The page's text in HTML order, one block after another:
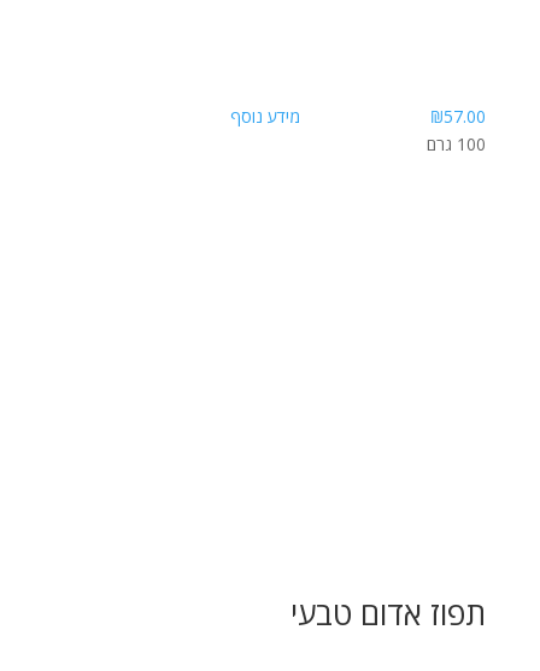
₪57.00
מידע נוסף
100 גרם
תפוז אדום טבעי